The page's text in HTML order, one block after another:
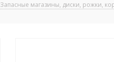
Запасные магазины, диски, рожки,